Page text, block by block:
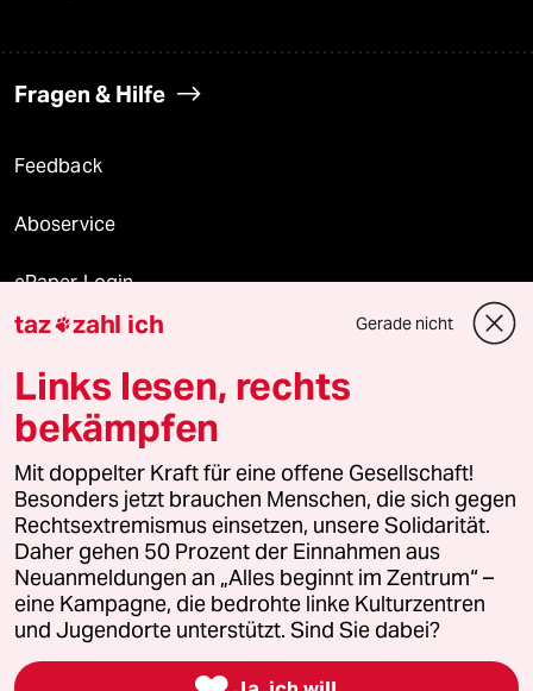
Fragen & Hilfe
Feedback
Aboservice
ePaper Login
Downloads für Abonnierende
© 2026 taz Verlags und Vertriebs GmbH
Alle Rechte vorbehalten. Bei rechtlichen Fragen oder für Genehmigungen
wenden Sie sich bitte an
lizenzen@taz.de
Feedback Redaktionsstatut Kommune-Richtlinien
Leitlinie Informant Datenschutz Impressum AGB
Seitenwende Einwilligungen widerrufen (Ads)
taz zahl ich Gerade nicht
Links lesen, rechts
bekämpfen
Mit doppelter Kraft für eine offene Gesellschaft!
Besonders jetzt brauchen Menschen, die sich gegen
Rechtsextremismus einsetzen, unsere Solidarität.
Daher gehen 50 Prozent der Einnahmen aus
Neuanmeldungen an „Alles beginnt im Zentrum“ –
eine Kampagne, die bedrohte linke Kulturzentren
und Jugendorte unterstützt. Sind Sie dabei?